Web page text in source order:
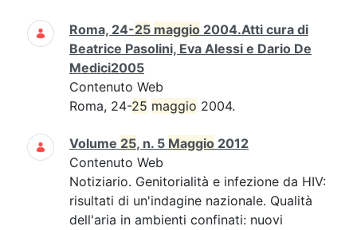
Ricerca
Roma, 24-25 maggio 2004.Atti cura di
Beatrice Pasolini, Eva Alessi e Dario De
Medici2005
Contenuto Web
Roma, 24-25 maggio 2004.
Volume 25, n. 5 Maggio 2012
Contenuto Web
Notiziario. Genitorialità e infezione da HIV:
risultati di un'indagine nazionale. Qualità
dell'aria in ambienti confinati: nuovi